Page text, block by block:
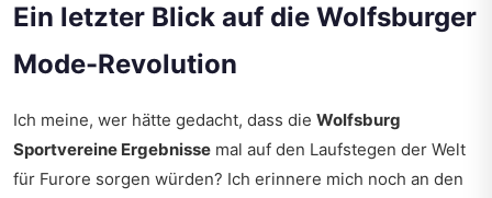
Ein letzter Blick auf die Wolfsburger
Mode-Revolution
Ich meine, wer hätte gedacht, dass die Wolfsburg
Sportvereine Ergebnisse mal auf den Laufstegen der Welt
für Furore sorgen würden? Ich erinnere mich noch an den